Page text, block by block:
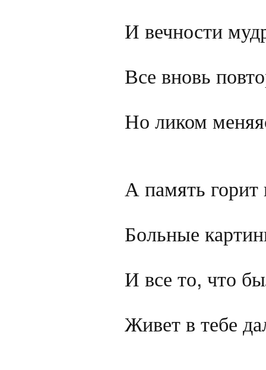
И вечности
Все вновь
Но ликом
А память
Больные
И все то, что
Живет в тебе